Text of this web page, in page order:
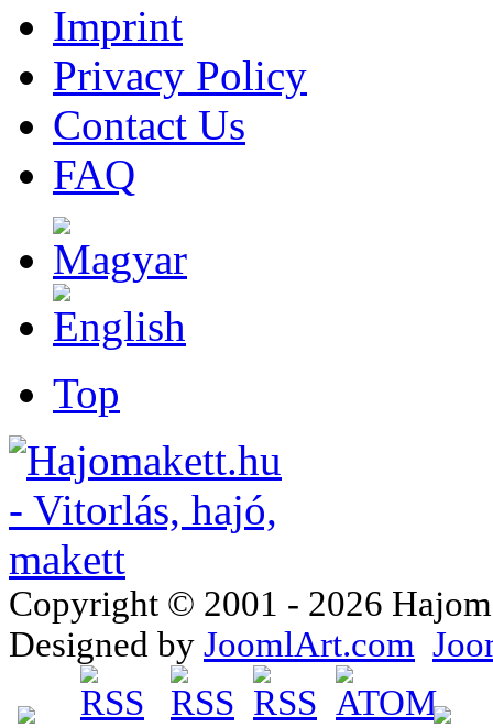
Imprint
Privacy Policy
Contact Us
FAQ
Top
Copyright © 2001 - 2026
Designed by JoomlArt.com